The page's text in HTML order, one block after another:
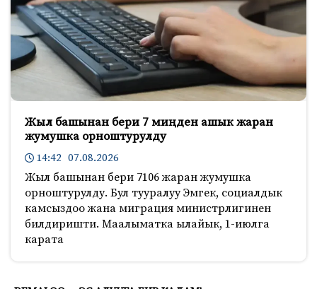
Жыл башынан бери 7 миңден ашык жаран
жумушка орноштурулду
14:42 07.08.2026
Жыл башынан бери 7106 жаран жумушка
орноштурулду. Бул тууралуу Эмгек, социалдык
камсыздоо жана миграция министрлигинен
билдиришти. Маалыматка ылайык, 1-июлга
карата